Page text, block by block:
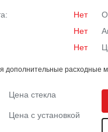
Нет
Нет
Нет
дополнительные расходные
Цена стекла
Цена с установкой